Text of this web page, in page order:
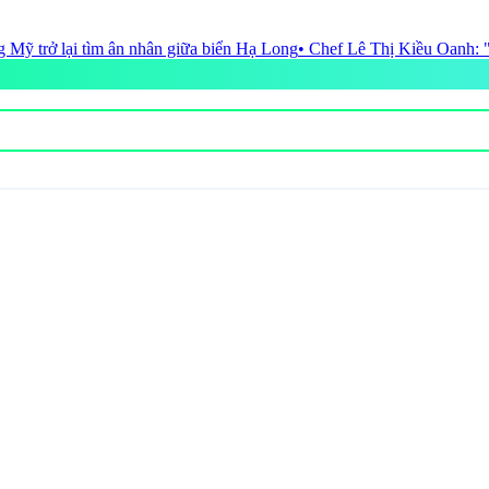
giữa biển Hạ Long• Chef Lê Thị Kiều Oanh: "Các đầu bếp Việt